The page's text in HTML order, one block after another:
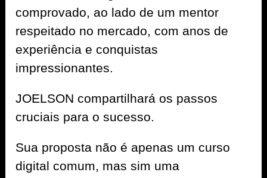
comprovado, ao lado de um mentor
respeitado no mercado, com anos de
experiência e conquistas
impressionantes.
JOELSON compartilhará os passos
cruciais para o sucesso.
Sua proposta não é apenas um curso
digital comum, mas sim uma